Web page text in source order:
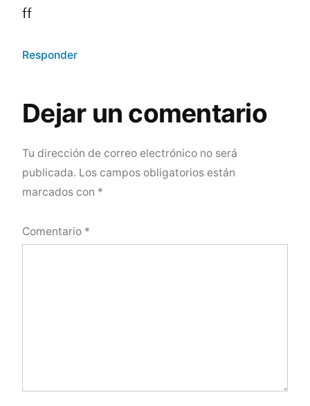
ff
Responder
Dejar un comentario
Tu dirección de correo electrónico no será
publicada. Los campos obligatorios están
marcados con *
Comentario *